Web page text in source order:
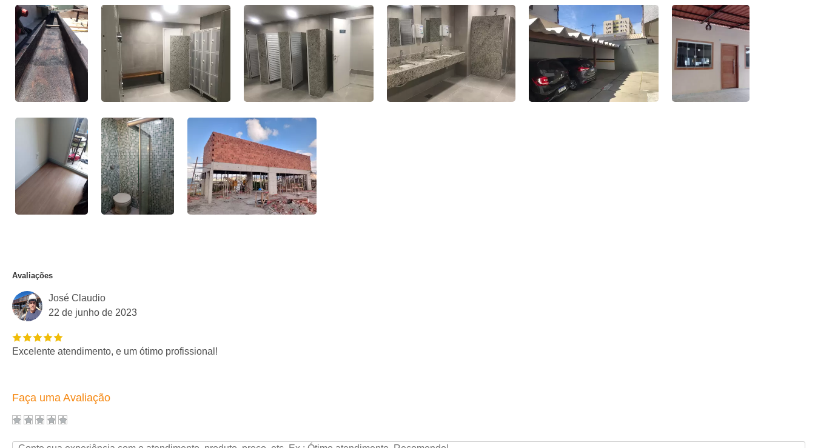
Avaliações
José Claudio
22 de junho de 2023
Excelente atendimento, e um ótimo profissional!
Faça uma Avaliação